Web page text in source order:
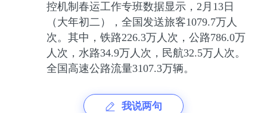
控机制春运工作专班数据显示，2月13日
（大年初二），全国发送旅客1079.7万人
次。其中，铁路226.3万人次，公路786.0万
人次，水路34.9万人次，民航32.5万人次。
全国高速公路流量3107.3万辆。
我说两句